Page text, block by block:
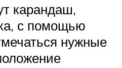
карандаш,
с помощью
нужные